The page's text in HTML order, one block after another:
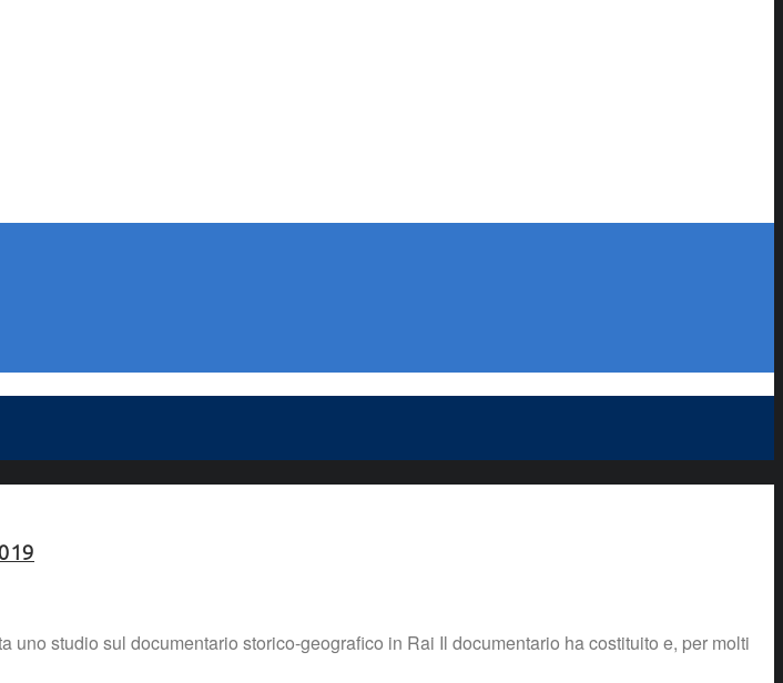
studio sul documentario storico-geografico in Rai Il documentario ha costituito e, per molti